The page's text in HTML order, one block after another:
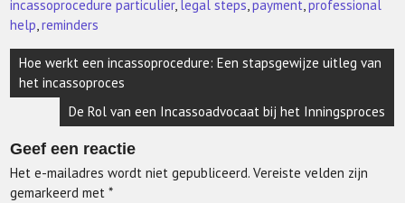
incassoprocedure particulier, legal steps,payment,professional
help,reminders
Berichtnavigatie
Hoe werkt een incassoprocedure: Een stapsgewijze uitleg van
het incassoproces
De Rol van een Incassoadvocaat bij het Inningsproces
Geef een reactie
Het e-mailadres wordt niet gepubliceerd. Vereiste velden zijn
gemarkeerd met*